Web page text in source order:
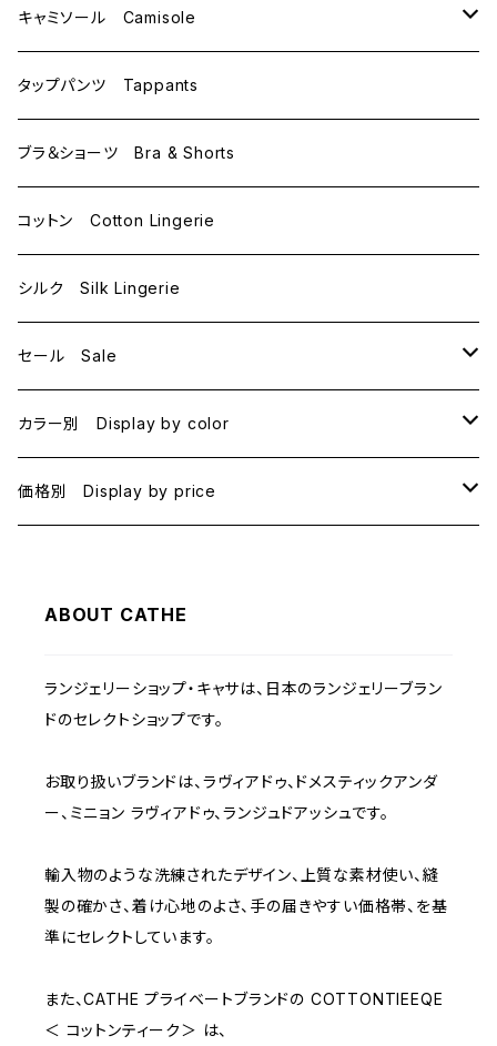
C70
C75
D65
D70
E70
M
L
キャミソール Camisole
M
L
タップパンツ Tappants
ブラ＆ショーツ Bra & Shorts
コットン Cotton Lingerie
シルク Silk Lingerie
セール Sale
B70
B75
C70
C75
E70
カラー別 Display by color
BLACK
BEIGE
NAVY
YELLOW
PURPLE
価格別 Display by price
1000~
2000~
5000~
ABOUT CATHE
ランジェリーショップ・キャサは、日本のランジェリーブラン
ドのセレクトショップです。
お取り扱いブランドは、ラヴィアドゥ、ドメスティックアンダ
ー、ミニョン ラヴィアドゥ、ランジュドアッシュです。
輸入物のような洗練されたデザイン、上質な素材使い、縫
製の確かさ、着け心地のよさ、手の届きやすい価格帯、を基
準にセレクトしています。
また、CATHE プライベートブランドの COTTONTIEEQE
＜ コットンティーク＞ は、